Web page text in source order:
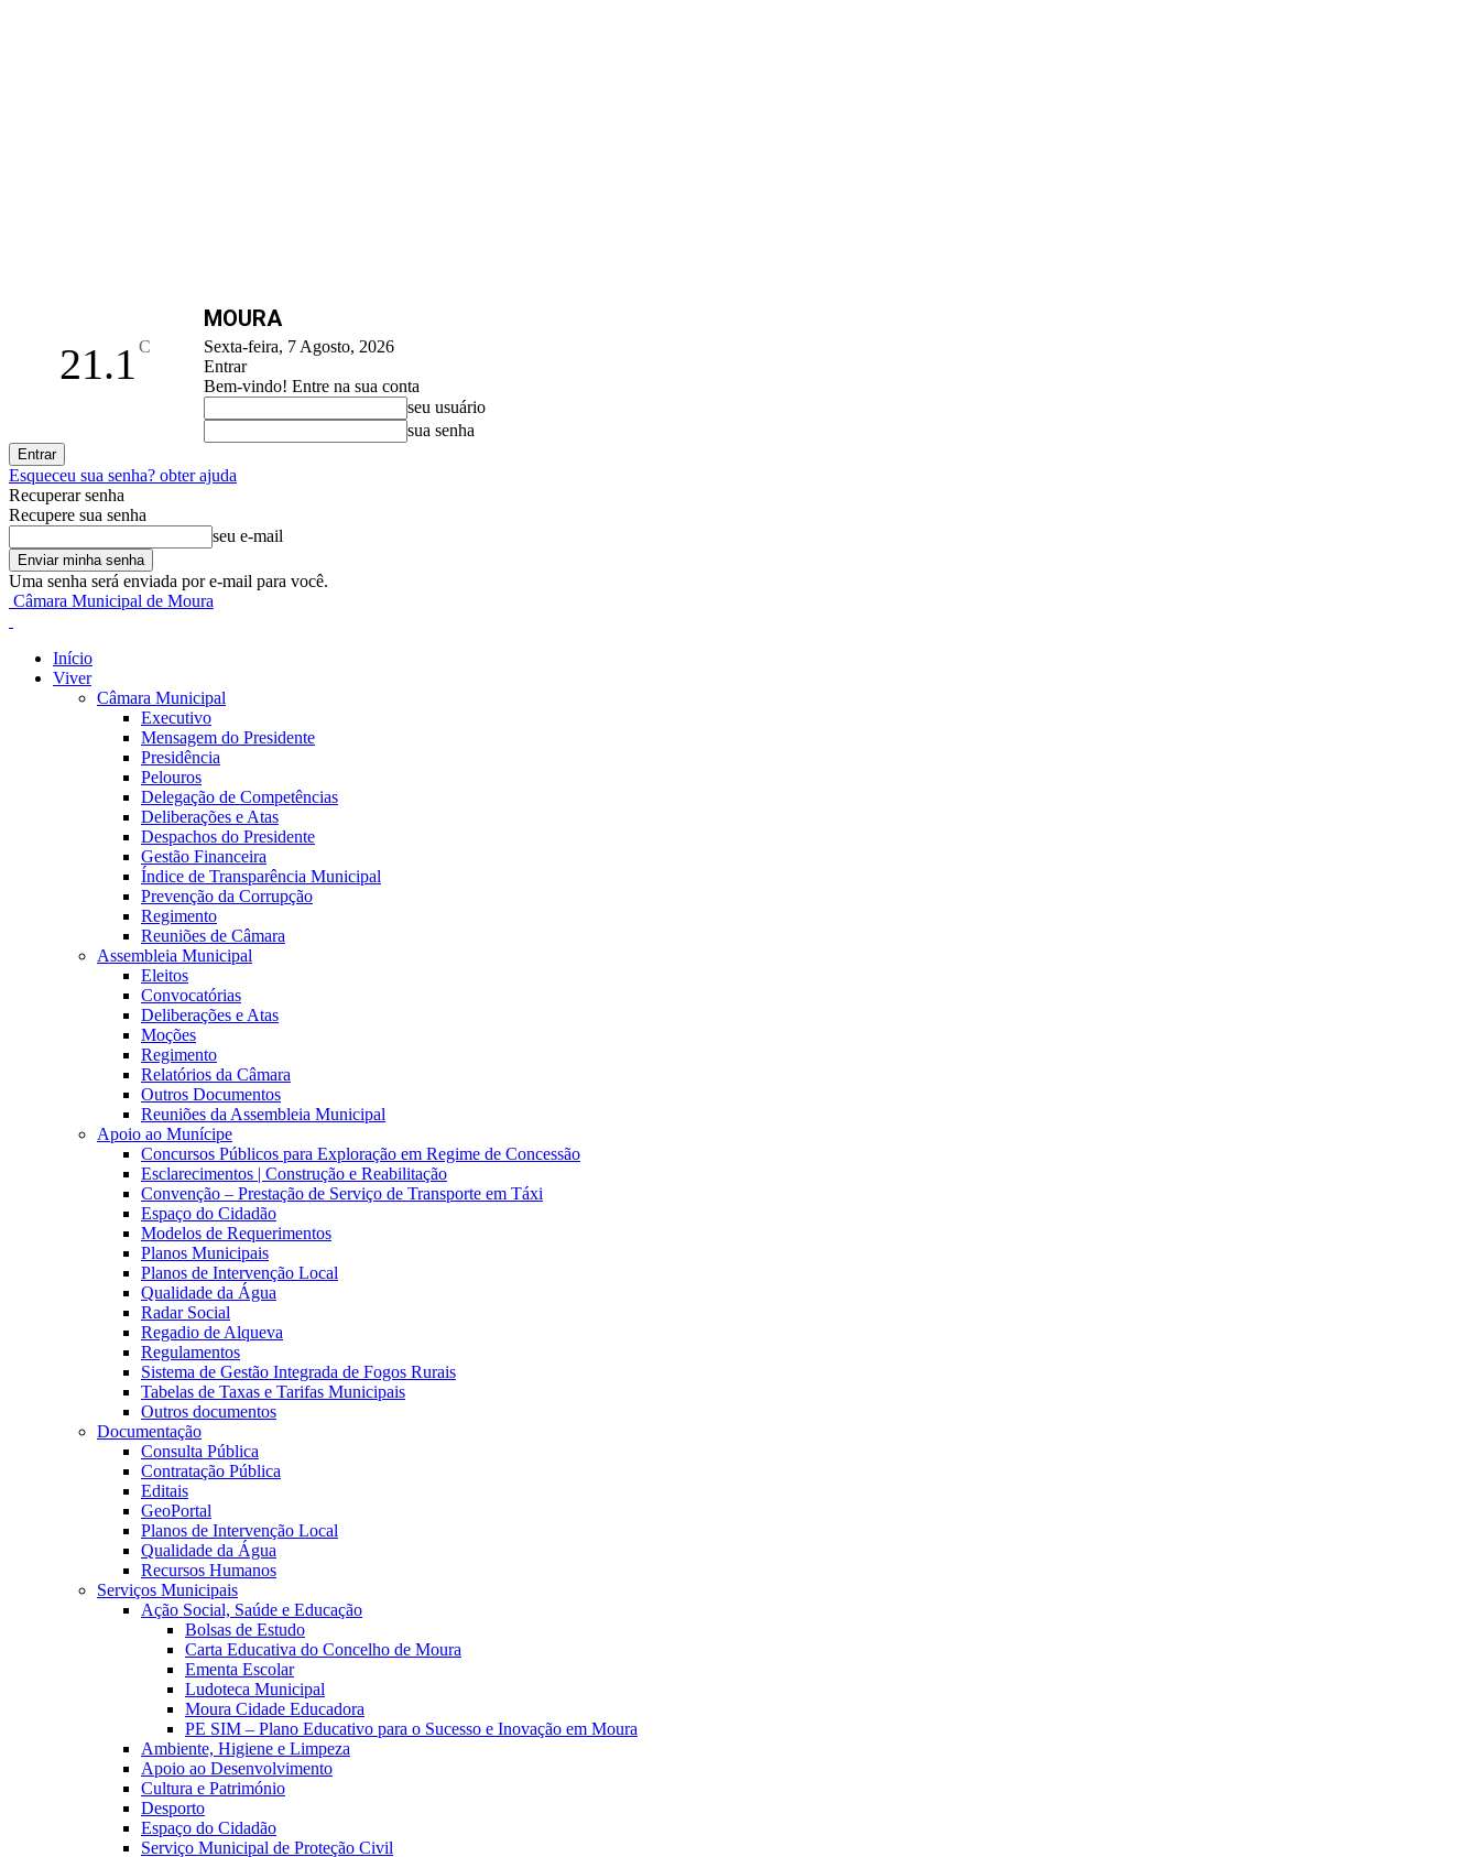
21.1 C
MOURA
Sexta-feira, 7 Agosto, 2026
Entrar
Bem-vindo! Entre na sua conta
seu usuário
sua senha
Esqueceu sua senha? obter ajuda
Recuperar senha
Recupere sua senha
seu e-mail
Uma senha será enviada por e-mail para você.
Câmara Municipal de Moura
Início
Viver
Câmara Municipal
Executivo
Mensagem do Presidente
Presidência
Pelouros
Delegação de Competências
Deliberações e Atas
Despachos do Presidente
Gestão Financeira
Índice de Transparência Municipal
Prevenção da Corrupção
Regimento
Reuniões de Câmara
Assembleia Municipal
Eleitos
Convocatórias
Deliberações e Atas
Moções
Regimento
Relatórios da Câmara
Outros Documentos
Reuniões da Assembleia Municipal
Apoio ao Munícipe
Concursos Públicos para Exploração em Regime de Concessão
Esclarecimentos | Construção e Reabilitação
Convenção – Prestação de Serviço de Transporte em Táxi
Espaço do Cidadão
Modelos de Requerimentos
Planos Municipais
Planos de Intervenção Local
Qualidade da Água
Radar Social
Regadio de Alqueva
Regulamentos
Sistema de Gestão Integrada de Fogos Rurais
Tabelas de Taxas e Tarifas Municipais
Outros documentos
Documentação
Consulta Pública
Contratação Pública
Editais
GeoPortal
Planos de Intervenção Local
Qualidade da Água
Recursos Humanos
Serviços Municipais
Ação Social, Saúde e Educação
Bolsas de Estudo
Carta Educativa do Concelho de Moura
Ementa Escolar
Ludoteca Municipal
Moura Cidade Educadora
PE SIM – Plano Educativo para o Sucesso e Inovação em Moura
Ambiente, Higiene e Limpeza
Apoio ao Desenvolvimento
Cultura e Património
Desporto
Espaço do Cidadão
Serviço Municipal de Proteção Civil